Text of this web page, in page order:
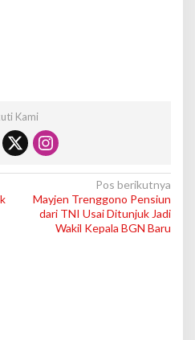
Kami
Pos berikutnya
Mayjen Trenggono Pensiun
dari TNI Usai Ditunjuk Jadi
Wakil Kepala BGN Baru